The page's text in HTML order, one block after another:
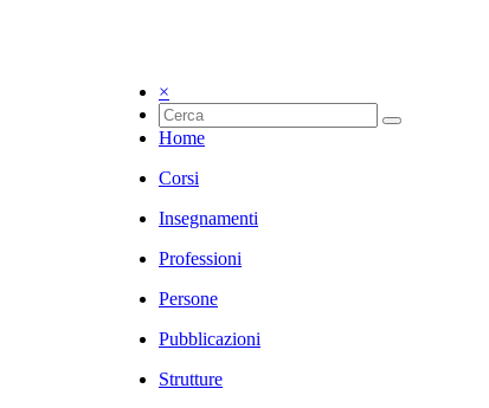
×
Home
Corsi
Insegnamenti
Professioni
Persone
Pubblicazioni
Strutture